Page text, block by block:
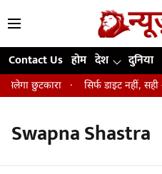
Contact Us होम देश दुनिया
छुटकारा सिर्फ डाइट नहीं,
Swapna Shastra